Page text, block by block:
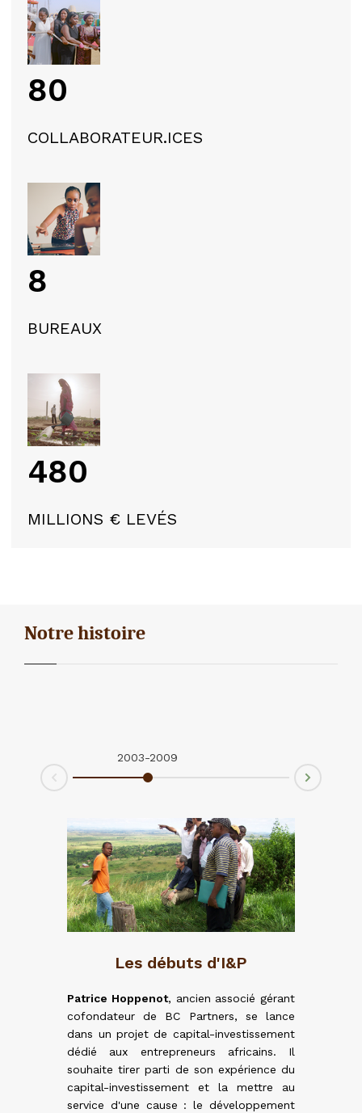
80
COLLABORATEUR.ICES
8
BUREAUX
480
MILLIONS € LEVÉS
Notre histoire
2003-2009
Prev Next
Les débuts d'I&P
Patrice Hoppenot, ancien associé gérant
cofondateur de BC Partners, se lance
dans un projet de capital-investissement
dédié aux entrepreneurs africains. Il
souhaite tirer parti de son expérience du
capital-investissement et la mettre au
service d'une cause : le développement